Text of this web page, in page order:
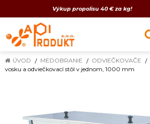
Výkup propolisu 40 € za kg!
ÚVOD MEDOBRANIE ODVIEČKOVAČE
vosku a odviečkovací stôl v jednom, 1000 mm